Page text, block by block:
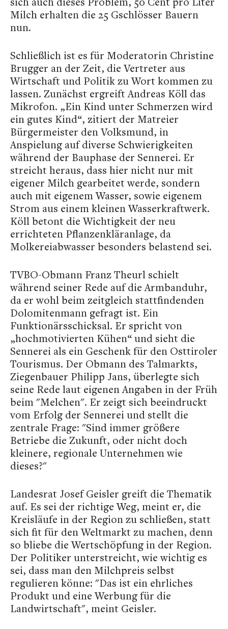
Milch erhalten die 25 Gschlösser Bauern
nun.
Schließlich ist es für Moderatorin Christine
Brugger an der Zeit, die Vertreter aus
Wirtschaft und Politik zu Wort kommen zu
lassen. Zunächst ergreift Andreas Köll das
Mikrofon. „Ein Kind unter Schmerzen wird
ein gutes Kind“, zitiert der Matreier
Bürgermeister den Volksmund, in
Anspielung auf diverse Schwierigkeiten
während der Bauphase der Sennerei. Er
streicht heraus, dass hier nicht nur mit
eigener Milch gearbeitet werde, sondern
auch mit eigenem Wasser, sowie eigenem
Strom aus einem kleinen Wasserkraftwerk.
Köll betont die Wichtigkeit der neu
errichteten Pflanzenkläranlage, da
Molkereiabwasser besonders belastend sei.
TVBO-Obmann Franz Theurl schielt
während seiner Rede auf die Armbanduhr,
da er wohl beim zeitgleich stattfindenden
Dolomitenmann gefragt ist. Ein
Funktionärsschicksal. Er spricht von
„hochmotivierten Kühen“ und sieht die
Sennerei als ein Geschenk für den Osttiroler
Tourismus. Der Obmann des Talmarkts,
Ziegenbauer Philipp Jans, überlegte sich
seine Rede laut eigenen Angaben in der Früh
beim "Melchen". Er zeigt sich beeindruckt
vom Erfolg der Sennerei und stellt die
zentrale Frage: "Sind immer größere
Betriebe die Zukunft, oder nicht doch
kleinere, regionale Unternehmen wie
dieses?"
Landesrat Josef Geisler greift die Thematik
auf. Es sei der richtige Weg, meint er, die
Kreisläufe in der Region zu schließen, statt
sich fit für den Weltmarkt zu machen, denn
so bliebe die Wertschöpfung in der Region.
Der Politiker unterstreicht, wie wichtig es
sei, dass man den Milchpreis selbst
regulieren könne: "Das ist ein ehrliches
Produkt und eine Werbung für die
Landwirtschaft", meint Geisler.